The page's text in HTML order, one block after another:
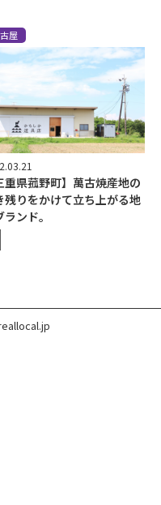
屋
重県菰野町】萬古焼産地の
残りをかけて立ち上がる地
ンド。